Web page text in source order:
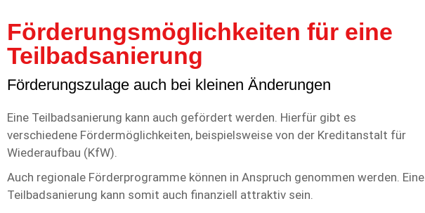
Förderungsmöglichkeiten für eine
Teilbadsanierung
Förderungszulage auch bei kleinen Änderungen
Eine Teilbadsanierung kann auch gefördert werden. Hierfür gibt es
verschiedene Fördermöglichkeiten, beispielsweise von der Kreditanstalt für
Wiederaufbau (KfW).
Auch regionale Förderprogramme können in Anspruch genommen werden. Eine
Teilbadsanierung kann somit auch finanziell attraktiv sein.